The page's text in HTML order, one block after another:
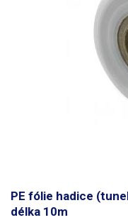
PE fólie hadice
délka 10m